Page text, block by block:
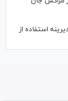
استفاده از